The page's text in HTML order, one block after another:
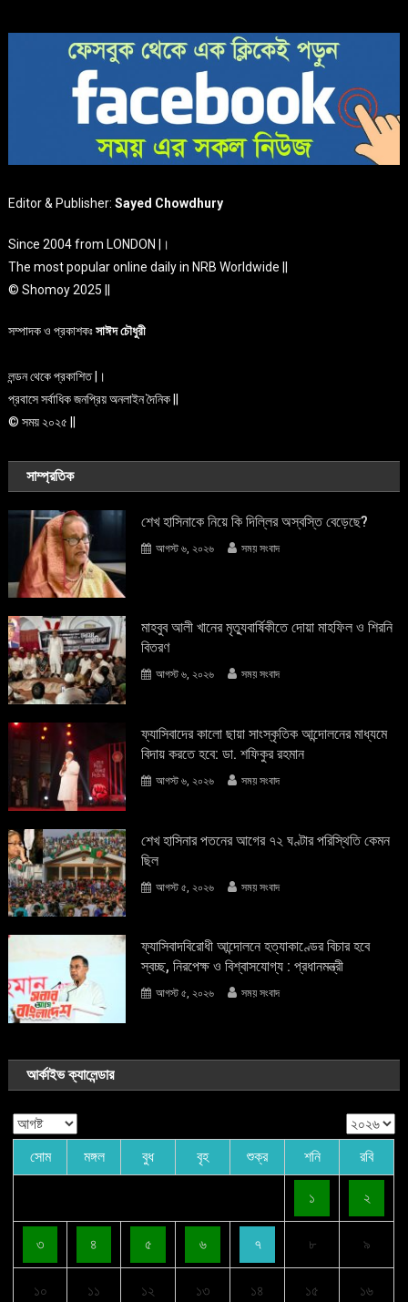
Editor & Publisher:Sayed Chowdhury
Since 2004 from LONDON |।
The most popular online daily in NRB Worldwide ||
© Shomoy 2025 ||
সম্পাদক ও প্রকাশকঃসাঈদ চৌধুরী
লন্ডন থেকে প্রকাশিত |।
প্রবাসে সর্বাধিক জনপ্রিয় অনলাইন দৈনিক ||
© সময় ২০২৫ ||
সাম্প্রতিক
শেখ হাসিনাকে নিয়ে কি দিল্লির অস্বস্তি বেড়েছে?
আগস্ট ৬, ২০২৬ সময় সংবাদ
মাহবুব আলী খানের মৃত্যুবার্ষিকীতে দোয়া মাহফিল ও শিরনি
বিতরণ
আগস্ট ৬, ২০২৬ সময় সংবাদ
ফ্যাসিবাদের কালো ছায়া সাংস্কৃতিক আন্দােলনের মাধ্যমে
বিদায় করতে হবে: ডা. শফিকুর রহমান
আগস্ট ৬, ২০২৬ সময় সংবাদ
শেখ হাসিনার পতনের আগের ৭২ ঘণ্টার পরিস্থিতি কেমন
ছিল
আগস্ট ৫, ২০২৬ সময় সংবাদ
ফ্যাসিবাদবিরোধী আন্দোলনে হত্যাকাণ্ডের বিচার হবে
স্বচ্ছ, নিরপেক্ষ ও বিশ্বাসযোগ্য : প্রধানমন্ত্রী
আগস্ট ৫, ২০২৬ সময় সংবাদ
আর্কাইভ ক্যালেন্ডার
সোম মঙ্গল বুধ বৃহ শুক্র শনি রবি
১ ২
৩ ৪ ৫ ৬ ৭ ৮ ৯
১০ ১১ ১২ ১৩ ১৪ ১৫ ১৬